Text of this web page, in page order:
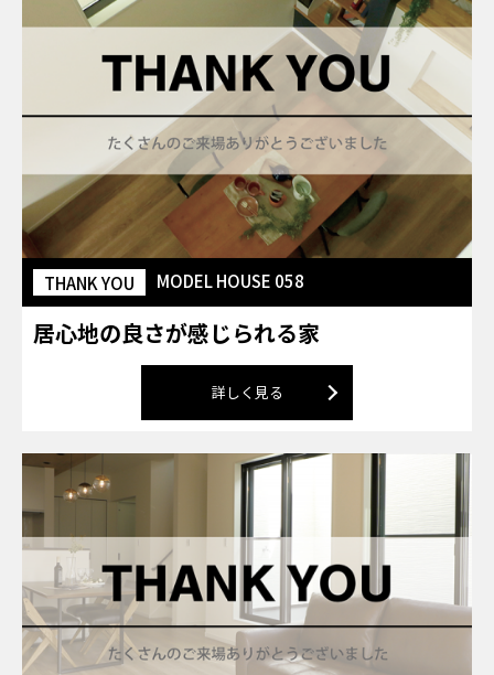
THANK YOU MODEL HOUSE 058
居心地の良さが感じられる家
詳しく見る